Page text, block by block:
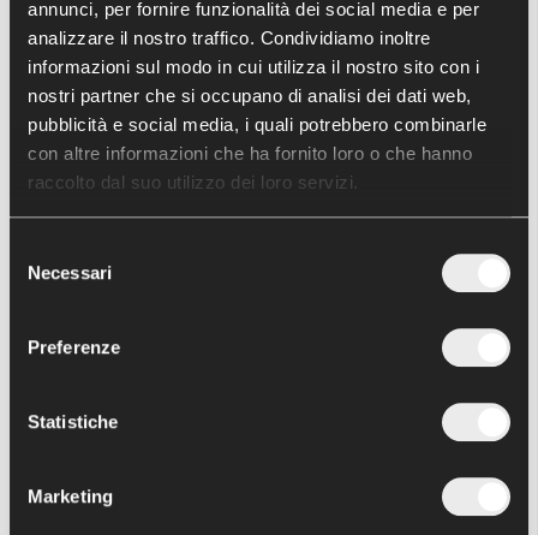
annunci, per fornire funzionalità dei social media e per
analizzare il nostro traffico. Condividiamo inoltre
informazioni sul modo in cui utilizza il nostro sito con i
nostri partner che si occupano di analisi dei dati web,
pubblicità e social media, i quali potrebbero combinarle
con altre informazioni che ha fornito loro o che hanno
raccolto dal suo utilizzo dei loro servizi.
delNecessari
Preferenze
Statistiche
Marketing
Leggi tutto
FRATTURA BIFOCALE DI
FEMORE
Scritto il